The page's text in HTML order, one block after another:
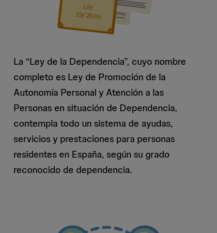
La “Ley de la Dependencia”, cuyo nombre
completo es Ley de Promoción de la
Autonomía Personal y Atención a las
Personas en situación de Dependencia,
contempla todo un sistema de ayudas,
servicios y prestaciones para personas
residentes en España, según su grado
reconocido de dependencia.